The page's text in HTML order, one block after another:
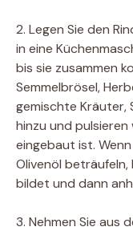
2. Legen Sie den
in eine
bis sie zusammen
Semmelbrösel,
gemischte Kräuter,
hinzu und
eingebaut ist.
Olivenöl beträufeln,
bildet und dann
3. Nehmen Sie aus